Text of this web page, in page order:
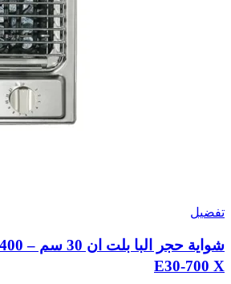
تفضيل
E30-700 X